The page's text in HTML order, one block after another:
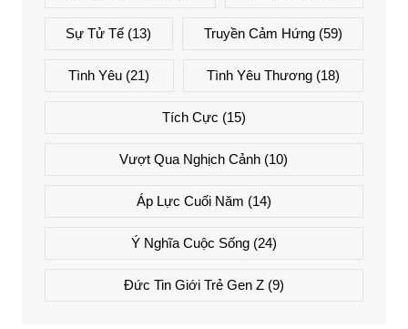
Sự Tử Tế (13) Truyền Cảm Hứng(59)
Tình Yêu (21) Tình Yêu Thương(18)
Tích Cực (15)
Vượt Qua Nghịch Cảnh (10)
Áp Lực Cuối Năm (14)
Ý Nghĩa Cuộc Sống(24)
Đức Tin Giới Trẻ Gen Z(9)